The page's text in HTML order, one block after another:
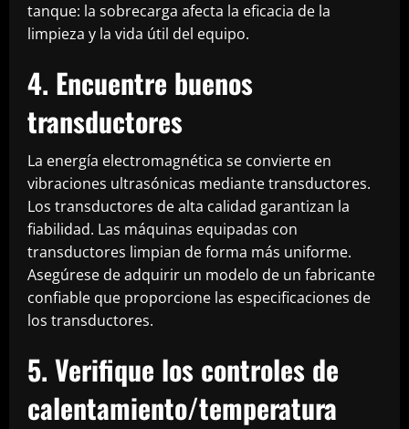
tanque: la sobrecarga afecta la eficacia de la
limpieza y la vida útil del equipo.
4. Encuentre buenos
transductores
La energía electromagnética se convierte en
vibraciones ultrasónicas mediante transductores.
Los transductores de alta calidad garantizan la
fiabilidad. Las máquinas equipadas con
transductores limpian de forma más uniforme.
Asegúrese de adquirir un modelo de un fabricante
confiable que proporcione las especificaciones de
los transductores.
5. Verifique los controles de
calentamiento/temperatura